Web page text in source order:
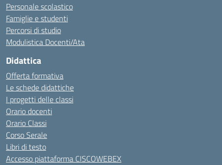
Personale scolastico
Famiglie e studenti
Percorsi di studio
Modulistica Docenti/Ata
Didattica
Offerta formativa
Le schede didattiche
I progetti delle classi
Orario docenti
Orario Classi
Corso Serale
Libri di testo
Accesso piattaforma CISCOWEBEX